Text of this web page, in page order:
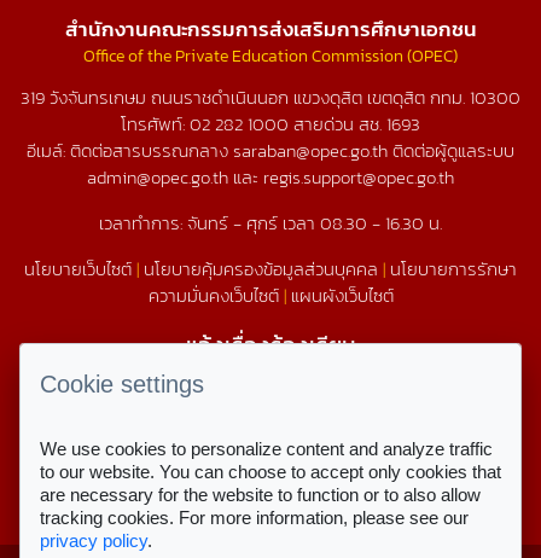
สำนักงานคณะกรรมการส่งเสริมการศึกษาเอกชน
Office of the Private Education Commission (OPEC)
319 วังจันทรเกษม ถนนราชดำเนินนอก แขวงดุสิต เขตดุสิต กทม. 10300
โทรศัพท์:02 282 1000 สายด่วน สช.1693
อีเมล์: ติดต่อสารบรรณกลาง saraban@opec.go.th ติดต่อผู้ดูแลระบบ
admin@opec.go.th และ regis.support@opec.go.th
เวลาทำการ: จันทร์ - ศุกร์ เวลา 08.30 - 16.30 น.
นโยบายเว็บไซต์| นโยบายคุ้มครองข้อมูลส่วนบุคคล | นโยบายการรักษา
ความมั่นคงเว็บไซต์| แผนผังเว็บไซต์
แจ้งเรื่องร้องเรียน
1579
สถิติการใช้งานเว็บไซต์
สถิติการเข้าชม
Cookie settings
We use cookies to personalize content and analyze traffic
to our website. You can choose to accept only cookies that
are necessary for the website to function or to also allow
tracking cookies. For more information, please see our
privacy policy.